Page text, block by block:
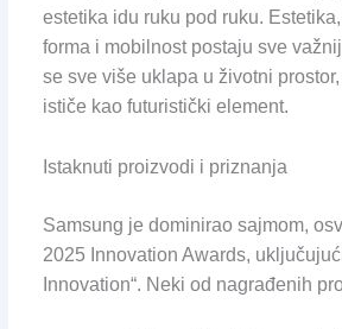
estetika idu ruku pod ruku.
forma i mobilnost postaju sve
se sve više uklapa u životni
ističe kao futuristički element.
Istaknuti proizvodi i priznanja
Samsung je dominirao sajmom,
2025 Innovation Awards,
Innovation“. Neki od nagrađenih